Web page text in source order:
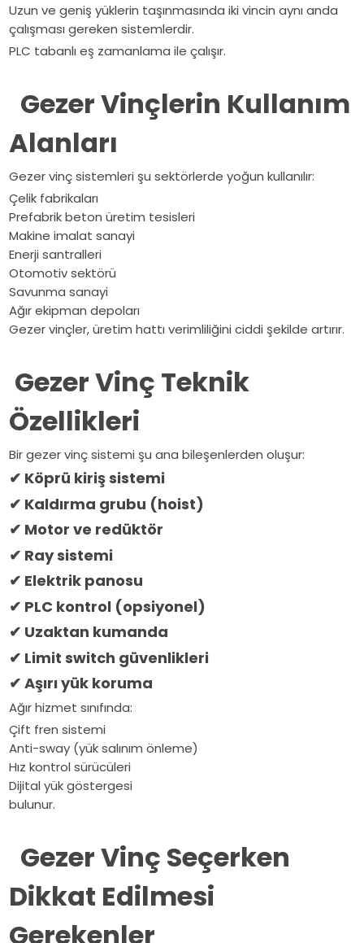
Uzun ve geniş yüklerin taşınmasında iki vincin aynı anda
çalışması gereken sistemlerdir.
PLC tabanlı eş zamanlama ile çalışır.
Gezer Vinçlerin Kullanım
Alanları
Gezer vinç sistemleri şu sektörlerde yoğun kullanılır:
Çelik fabrikaları
Prefabrik beton üretim tesisleri
Makine imalat sanayi
Enerji santralleri
Otomotiv sektörü
Savunma sanayi
Ağır ekipman depoları
Gezer vinçler, üretim hattı verimliliğini ciddi şekilde artırır.
Gezer Vinç Teknik
Özellikleri
Bir gezer vinç sistemi şu ana bileşenlerden oluşur:
✔ Köprü kiriş sistemi
✔ Kaldırma grubu (hoist)
✔ Motor ve redüktör
✔ Ray sistemi
✔ Elektrik panosu
✔ PLC kontrol (opsiyonel)
✔ Uzaktan kumanda
✔ Limit switch güvenlikleri
✔ Aşırı yük koruma
Ağır hizmet sınıfında:
Çift fren sistemi
Anti-sway (yük salınım önleme)
Hız kontrol sürücüleri
Dijital yük göstergesi
bulunur.
Gezer Vinç Seçerken
Dikkat Edilmesi
Gerekenler